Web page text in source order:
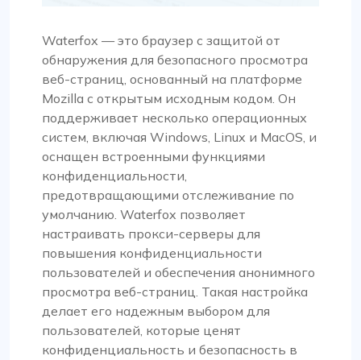
Waterfox — это браузер с защитой от
обнаружения для безопасного просмотра
веб-страниц, основанный на платформе
Mozilla с открытым исходным кодом. Он
поддерживает несколько операционных
систем, включая Windows, Linux и MacOS, и
оснащен встроенными функциями
конфиденциальности,
предотвращающими отслеживание по
умолчанию. Waterfox позволяет
настраивать прокси-серверы для
повышения конфиденциальности
пользователей и обеспечения анонимного
просмотра веб-страниц. Такая настройка
делает его надежным выбором для
пользователей, которые ценят
конфиденциальность и безопасность в